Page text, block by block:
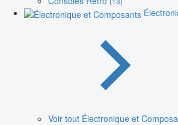
Voir tout Électronique et